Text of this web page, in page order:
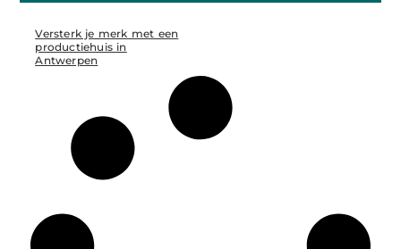
Versterk je merk met een
productiehuis in
Antwerpen